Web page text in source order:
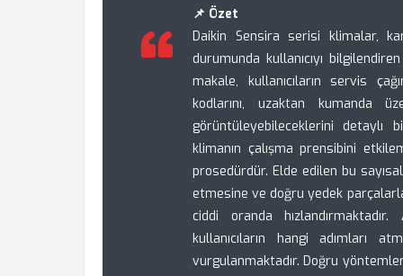
📌 Özet
Daikin Sensira serisi klimalar,
durumunda kullanıcıyı
makale, kullanıcıların servis
kodlarını, uzaktan kumanda
görüntüleyebileceklerini detaylı
klimanın çalışma prensibini
prosedürdür. Elde edilen bu
etmesine ve doğru yedek
ciddi oranda
kullanıcıların hangi adımları
vurgulanmaktadır. Doğru